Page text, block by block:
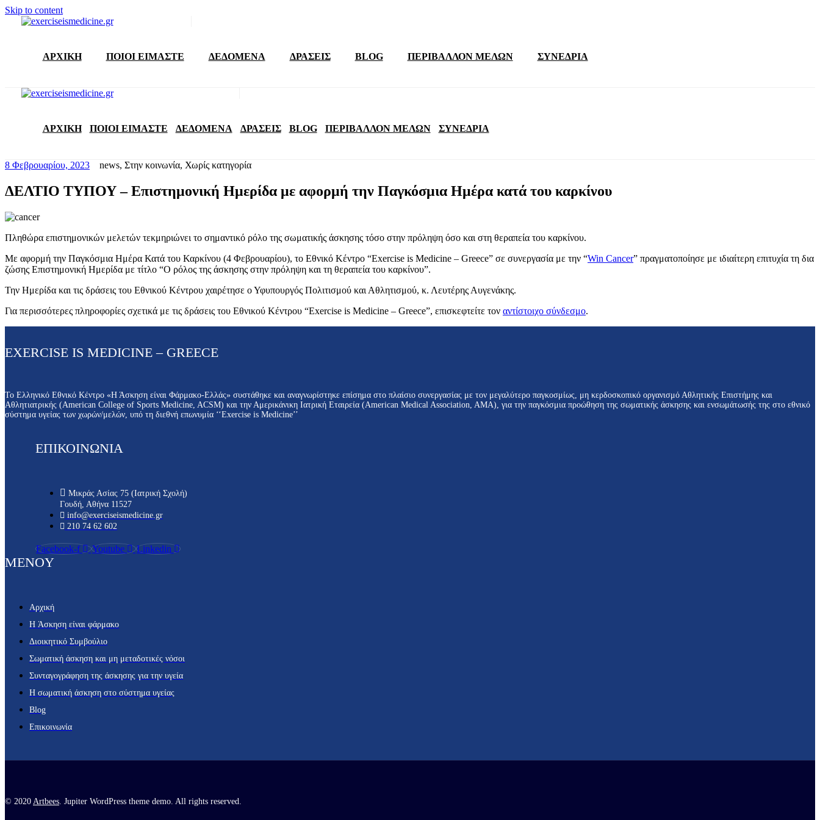
Skip to content
ΑΡΧΙΚΗ ΠΟΙΟΙ ΕΙΜΑΣΤΕ ΔΕΔΟΜΕΝΑ ΔΡΑΣΕΙΣ BLOG ΠΕΡΙΒΑΛΛΟΝ ΜΕΛΩΝ ΣΥΝΕΔΡΙΑ
ΑΡΧΙΚΗ ΠΟΙΟΙ ΕΙΜΑΣΤΕ ΔΕΔΟΜΕΝΑ ΔΡΑΣΕΙΣ BLOG ΠΕΡΙΒΑΛΛΟΝ ΜΕΛΩΝ ΣΥΝΕΔΡΙΑ
8 Φεβρουαρίου, 2023 news, Στην κοινωνία, Χωρίς κατηγορία
ΔΕΛΤΙΟ ΤΥΠΟΥ – Επιστημονική Ημερίδα με αφορμή την Παγκόσμια Ημέρα κατά του καρκίνου
Πληθώρα επιστημονικών μελετών τεκμηριώνει το σημαντικό ρόλο της σωματικής άσκησης τόσο στην πρόληψη όσο και στη θεραπεία του καρκίνου.
Με αφορμή την Παγκόσμια Ημέρα Κατά του Καρκίνου (4 Φεβρουαρίου), το Εθνικό Κέντρο “Exercise is Medicine – Greece” σε συνεργασία με την “Win Cancer” πραγματοποίησε με ιδιαίτερη επιτυχία τη δια
ζώσης Επιστημονική Ημερίδα με τίτλο “Ο ρόλος της άσκησης στην πρόληψη και τη θεραπεία του καρκίνου”.
Την Ημερίδα και τις δράσεις του Εθνικού Κέντρου χαιρέτησε ο Υφυπουργός Πολιτισμού και Αθλητισμού, κ. Λευτέρης Αυγενάκης.
Για περισσότερες πληροφορίες σχετικά με τις δράσεις του Εθνικού Κέντρου “Exercise is Medicine – Greece”, επισκεφτείτε τον αντίστοιχο σύνδεσμο.
EXERCISE IS MEDICINE – GREECE
Το Ελληνικό Εθνικό Κέντρο «Η Άσκηση είναι Φάρμακο-Ελλάς» συστάθηκε και αναγνωρίστηκε επίσημα στο πλαίσιο συνεργασίας με τον μεγαλύτερο παγκοσμίως, μη κερδοσκοπικό οργανισμό Αθλητικής Επιστήμης και
Αθλητιατρικής (American College of Sports Medicine, ACSM) και την Αμερικάνικη Ιατρική Εταιρεία (American Medical Association, AMA), για την παγκόσμια προώθηση της σωματικής άσκησης και ενσωμάτωσής της στο εθνικό
σύστημα υγείας των χωρών/μελών, υπό τη διεθνή επωνυμία ‘‘Exercise is Medicine’’
ΕΠΙΚΟΙΝΩΝΙΑ
Μικράς Ασίας 75 (Ιατρική Σχολή)
Γουδή, Αθήνα 11527
info@exerciseismedicine.gr
210 74 62 602
Facebook-f Youtube Linkedin
MENOY
Αρχική
H Άσκηση είναι φάρμακο
Διοικητικό Συμβούλιο
Σωματική άσκηση και μη μεταδοτικές νόσοι
Συνταγογράφηση της άσκησης για την υγεία
Η σωματική άσκηση στο σύστημα υγείας
Blog
Επικοινωνία
© 2020 Artbees . Jupiter WordPress theme demo. All rights reserved.